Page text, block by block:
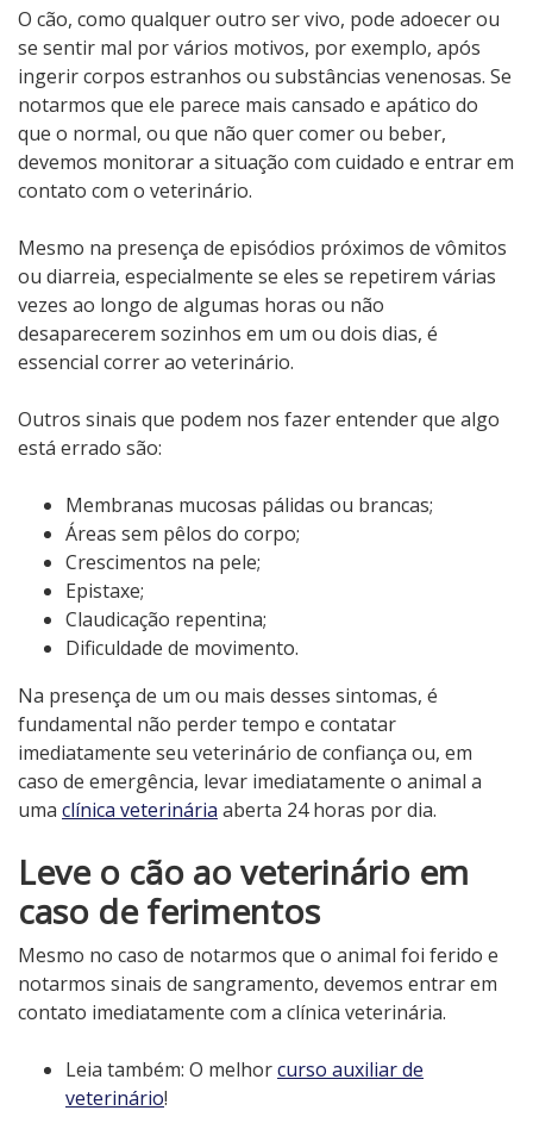
O cão, como qualquer outro ser vivo, pode adoecer ou
se sentir mal por vários motivos, por exemplo, após
ingerir corpos estranhos ou substâncias venenosas. Se
notarmos que ele parece mais cansado e apático do
que o normal, ou que não quer comer ou beber,
devemos monitorar a situação com cuidado e entrar em
contato com o veterinário.
Mesmo na presença de episódios próximos de vômitos
ou diarreia, especialmente se eles se repetirem várias
vezes ao longo de algumas horas ou não
desaparecerem sozinhos em um ou dois dias, é
essencial correr ao veterinário.
Outros sinais que podem nos fazer entender que algo
está errado são:
Membranas mucosas pálidas ou brancas;
Áreas sem pêlos do corpo;
Crescimentos na pele;
Epistaxe;
Claudicação repentina;
Dificuldade de movimento.
Na presença de um ou mais desses sintomas, é
fundamental não perder tempo e contatar
imediatamente seu veterinário de confiança ou, em
caso de emergência, levar imediatamente o animal a
uma clínica veterinária aberta 24 horas por dia.
Leve o cão ao veterinário em
caso de ferimentos
Mesmo no caso de notarmos que o animal foi ferido e
notarmos sinais de sangramento, devemos entrar em
contato imediatamente com a clínica veterinária.
Leia também: O melhorcurso auxiliar de
veterinário!